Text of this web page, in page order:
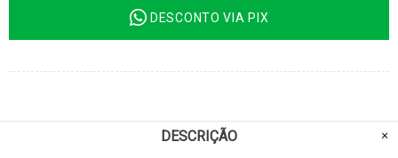
DESCONTO VIA PIX
DESCRIÇÃO